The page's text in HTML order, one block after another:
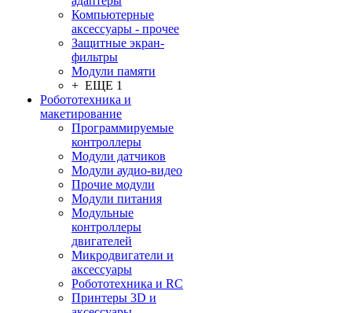
Компьютерные
аксессуары - прочее
Защитные экран-
фильтры
Модули памяти
+ ЕЩЕ 1
Робототехника и
макетирование
Программируемые
контроллеры
Модули датчиков
Модули аудио-видео
Прочие модули
Модули питания
Модульные
контроллеры
двигателей
Микродвигатели и
аксессуары
Робототехника и RC
Принтеры 3D и